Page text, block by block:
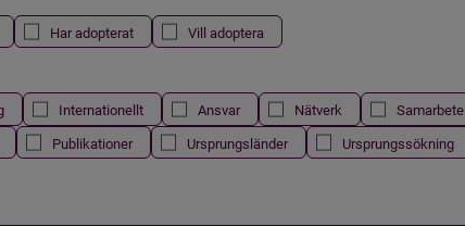
Har adopterat Vill adoptera
Internationellt Ansvar Nätverk Samarbete
Publikationer Ursprungsländer Ursprungssökning